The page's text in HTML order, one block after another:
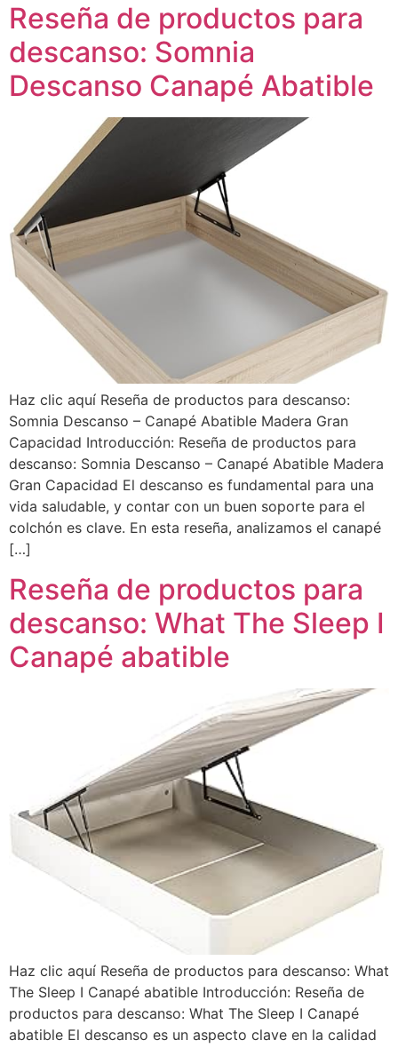
Reseña de productos para
descanso: Somnia
Descanso Canapé Abatible
Haz clic aquí Reseña de productos para descanso:
Somnia Descanso – Canapé Abatible Madera Gran
Capacidad Introducción: Reseña de productos para
descanso: Somnia Descanso – Canapé Abatible Madera
Gran Capacidad El descanso es fundamental para una
vida saludable, y contar con un buen soporte para el
colchón es clave. En esta reseña, analizamos el canapé
[…]
Reseña de productos para
descanso: What The Sleep I
Canapé abatible
Haz clic aquí Reseña de productos para descanso: What
The Sleep I Canapé abatible Introducción: Reseña de
productos para descanso: What The Sleep I Canapé
abatible El descanso es un aspecto clave en la calidad